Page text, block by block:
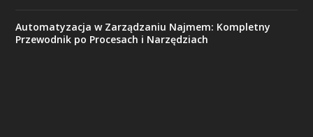
Automatyzacja w Zarządzaniu Najmem: Kompletny
Przewodnik po Procesach i Narzędziach